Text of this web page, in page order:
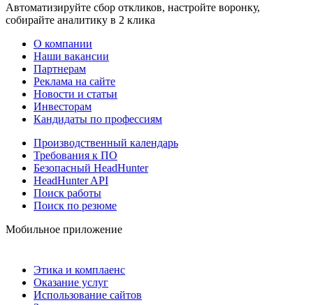
Автоматизируйте сбор откликов, настройте воронку,
собирайте аналитику в 2 клика
О компании
Наши вакансии
Партнерам
Реклама на сайте
Новости и статьи
Инвесторам
Кандидаты по профессиям
Производственный календарь
Требования к ПО
Безопасный HeadHunter
HeadHunter API
Поиск работы
Поиск по резюме
Мобильное приложение
Этика и комплаенс
Оказание услуг
Использование сайтов